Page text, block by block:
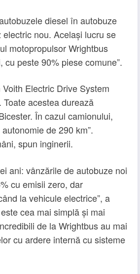
diesel în autobuze
nou. Același lucru se
motopropulsor Wrightbus
peste 90% piese comune”.
Electric Drive System
acestea durează
În cazul camionului,
de 290 km”.
spun inginerii.
ani: vânzările de autobuze noi
cu emisii zero, dar
la vehicule electrice”, a
cea mai simplă și mai
de la Wrightbus au mai
cu ardere internă cu sisteme